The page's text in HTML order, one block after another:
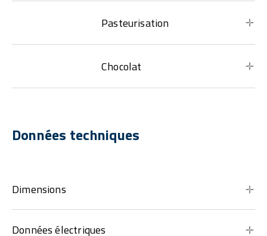
Pasteurisation
Chocolat
Données techniques
Dimensions
Données électriques